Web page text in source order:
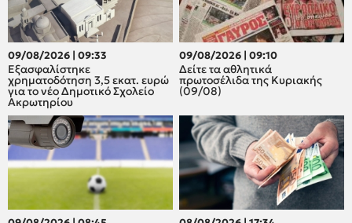
09/08/2026 | 09:33
Εξασφαλίστηκε
χρηματοδότηση 3,5 εκατ. ευρώ
για το νέο Δημοτικό Σχολείο
Ακρωτηρίου
09/08/2026 | 09:10
Δείτε τα αθλητικά
πρωτοσέλιδα της Κυριακής
(09/08)